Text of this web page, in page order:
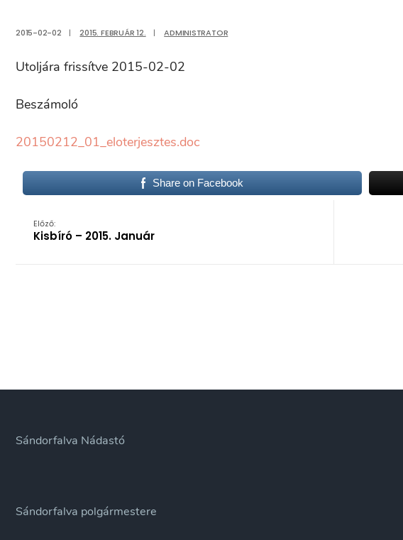
2015-02-02 | 2015. FEBRUÁR 12. | ADMINISTRATOR
Utoljára frissítve 2015-02-02
Beszámoló
20150212_01_eloterjesztes.doc
Share on Facebook
Előző:
Kisbíró – 2015. Január
Sándorfalva Nádastó
Sándorfalva polgármestere